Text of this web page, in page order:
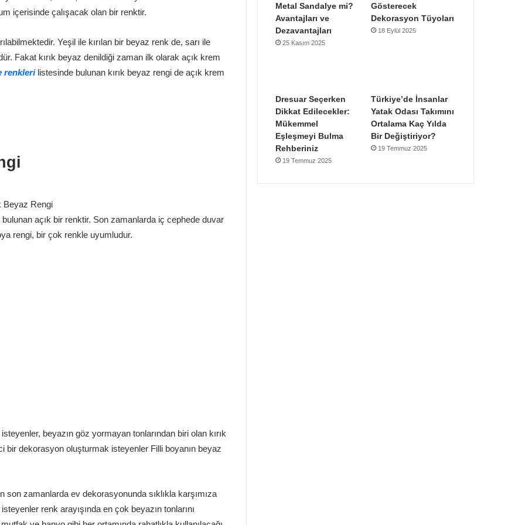
içerisinde çalışacak olan bir renktir.
Yeşil ile kırılan bir beyaz renk de, sarı ile
Fakat kırık beyaz denildiği zaman ilk olarak açık krem
renklerilistesinde bulunan kırık beyaz rengi de açık krem
Beyaz Rengi
açık bir renktir. Son zamanlarda iç cephede duvar
rengi, bir çok renkle uyumludur.
beyazın göz yormayan tonlarından biri olan kırık
bir dekorasyon oluşturmak isteyenler Filli boyanın beyaz
son zamanlarda ev dekorasyonunda sıklıkla karşımıza
renk arayışında en çok beyazın tonlarını
Metal Sandalye mi?
Avantajları ve
Dezavantajları
25 Kasım 2025
Gösterecek
Dekorasyon Tüyoları
18 Eylül 2025
Dresuar Seçerken
Dikkat Edilecekler:
Mükemmel
Eşleşmeyi Bulma
Rehberiniz
19 Temmuz 2025
Türkiye’de İnsanlar
Yatak Odası Takımını
Ortalama Kaç Yılda
Bir Değiştiriyor?
19 Temmuz 2025